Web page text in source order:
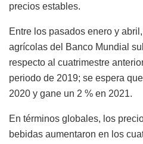
precios estables.
Entre los pasados enero y
agrícolas del Banco Mundial
respecto al cuatrimestre
periodo de 2019; se espera
2020 y gane un 2 % en 2021.
En términos globales, los
bebidas aumentaron en los